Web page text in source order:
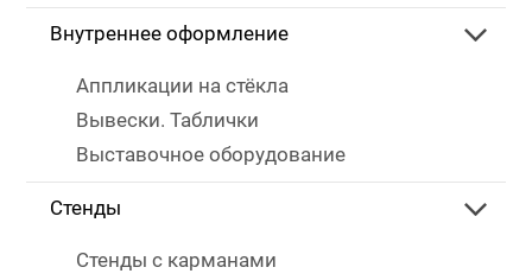
Внутреннее оформление
Аппликации на стёкла
Вывески. Таблички
Выставочное оборудование
Стенды
Стенды с карманами